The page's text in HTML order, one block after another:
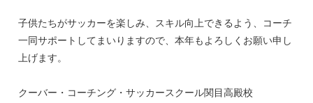
子供たちがサッカーを楽しみ、スキル向上できるよう、コーチ
一同サポートしてまいりますので、本年もよろしくお願い申し
上げます。
クーバー・コーチング・サッカースクール関目高殿校